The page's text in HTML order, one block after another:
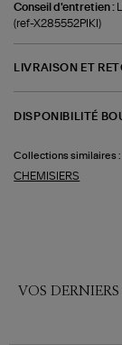
Conseil d'entretien :
(ref-X285552PIKI)
LIVRAISON ET
DISPONIBILITÉ
Collections similaires :
CHEMISIERS
VOS